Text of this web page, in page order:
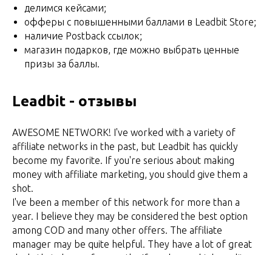
делимся кейсами;
офферы с повышенными баллами в Leadbit Store;
наличие Postback ссылок;
магазин подарков, где можно выбрать ценные
призы за баллы.
Leadbit - отзывы
AWESOME NETWORK! I've worked with a variety of
affiliate networks in the past, but Leadbit has quickly
become my favorite. If you're serious about making
money with affiliate marketing, you should give them a
shot.
I've been a member of this network for more than a
year. I believe they may be considered the best option
among COD and many other offers. The affiliate
manager may be quite helpful. They have a lot of great